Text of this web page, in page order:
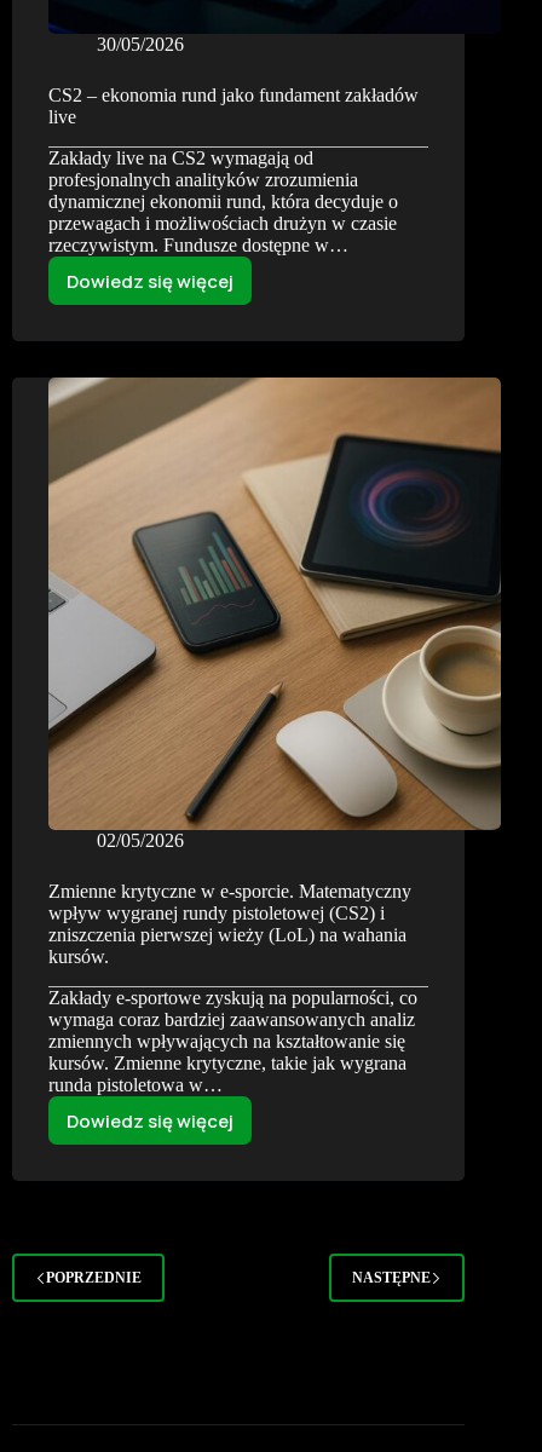
30/05/2026
CS2 – ekonomia rund jako fundament zakładów
live
Zakłady live na CS2 wymagają od
profesjonalnych analityków zrozumienia
dynamicznej ekonomii rund, która decyduje o
przewagach i możliwościach drużyn w czasie
rzeczywistym. Fundusze dostępne w…
Dowiedz się więcej
CS2
ekonomia
fundament
zakładów
02/05/2026
Zmienne krytyczne w e-sporcie. Matematyczny
wpływ wygranej rundy pistoletowej (CS2) i
zniszczenia pierwszej wieży (LoL) na wahania
kursów.
Zakłady e-sportowe zyskują na popularności, co
wymaga coraz bardziej zaawansowanych analiz
zmiennych wpływających na kształtowanie się
kursów. Zmienne krytyczne, takie jak wygrana
runda pistoletowa w…
Dowiedz się więcej
Zmienne
w
Matematyczny
wygranej
POPRZEDNIE NASTĘPNE